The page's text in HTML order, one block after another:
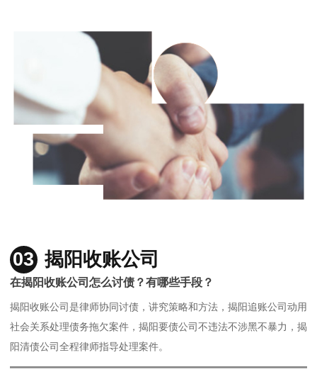
03 揭阳收账公司
在揭阳收账公司怎么讨债？有哪些手段？
揭阳收账公司是律师协同讨债，讲究策略和方法，揭阳追账公司动用
社会关系处理债务拖欠案件，揭阳要债公司不违法不涉黑不暴力，揭
阳清债公司全程律师指导处理案件。